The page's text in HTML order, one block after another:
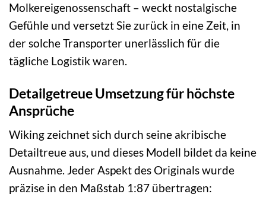
Molkereigenossenschaft – weckt nostalgische
Gefühle und versetzt Sie zurück in eine Zeit, in
der solche Transporter unerlässlich für die
tägliche Logistik waren.
Detailgetreue Umsetzung für höchste
Ansprüche
Wiking zeichnet sich durch seine akribische
Detailtreue aus, und dieses Modell bildet da keine
Ausnahme. Jeder Aspekt des Originals wurde
präzise in den Maßstab 1:87 übertragen: